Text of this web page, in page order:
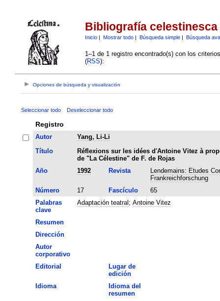
Bibliografía celestinesca
Inicio| Mostrar todo| Búsqueda simple| Búsqueda
1–1 de 1 registro encontrado(s) con los
(RSS):
Opciones de búsqueda y visualización
Seleccionar todo Deseleccionar todo
Registro
Autor
Yang, Li-Li
Título
Réflexions sur les idées d'Antoine Vitez à
de "La Célestine" de F. de Rojas
Año
1992 Revista
Lendemains: Etudes
Frankreichforschung
Número
17 Fascículo
65
Palabras
clave
Adaptación teatral ; Antoine Vitez
Resumen
Dirección
Autor
corporativo
Editorial
Lugar de
edición
Idioma
Idioma del
resumen